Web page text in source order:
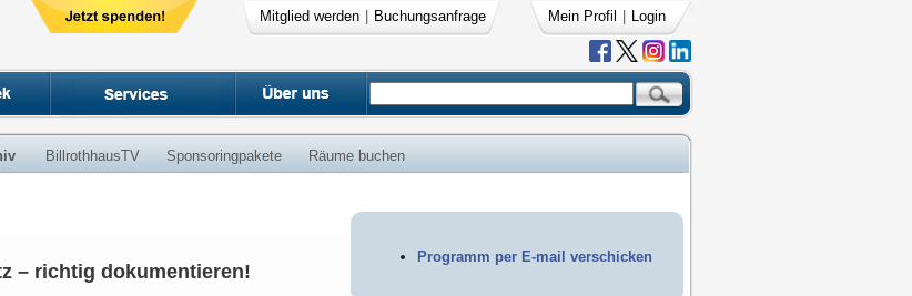
Mitglied werden Buchungsanfrage Mein Profil Login
BillrothhausTV Sponsoringpakete Räume buchen
Programm per E-mail verschicken
– richtig dokumentieren!